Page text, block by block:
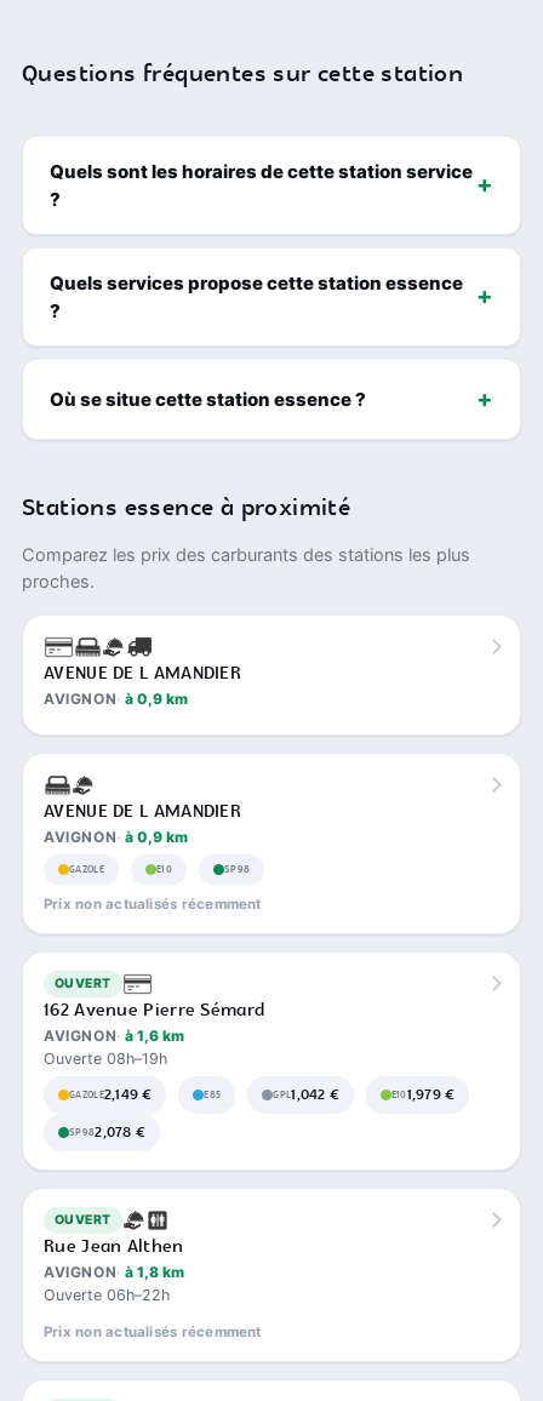
Questions fréquentes sur cette station
Quels sont les horaires de cette station service
?
Quels services propose cette station essence
?
Où se situe cette station essence ?
Stations essence à proximité
Comparez les prix des carburants des stations les plus
proches.
AVENUE DE L AMANDIER
AVIGNON à 0,9 km
AVENUE DE L AMANDIER
AVIGNON à 0,9 km
GAZOLE E10 SP98
Prix non actualisés récemment
OUVERT
162 Avenue Pierre Sémard
AVIGNON à 1,6 km
Ouverte 08h–19h
GAZOLE2,149 € E85 GPL1,042 € E101,979 €
SP982,078 €
OUVERT
Rue Jean Althen
AVIGNON à 1,8 km
Ouverte 06h–22h
Prix non actualisés récemment